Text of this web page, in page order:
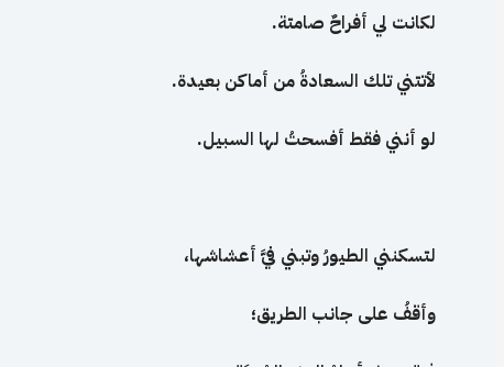
لكانت لي أفراحٌ صامتة.
لأتتني تلك السعادةُ من أماكن بعيدة.
لو أنني فقط أفسحتُ لها السبيل.
لتسكنني الطيورُ وتبني فيَّ أعشاشها،
وأقفُ على جانب الطريق؛